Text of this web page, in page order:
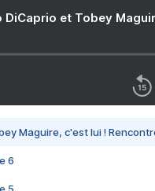
DiCaprio et Tobey
Maguire, c'est lui !
6